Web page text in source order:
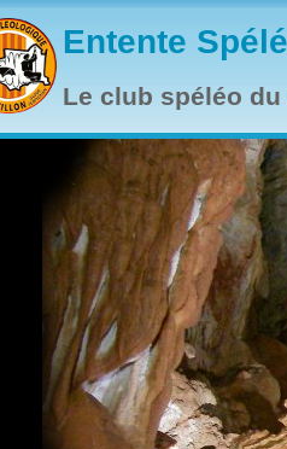
Entente
Le club spéléo